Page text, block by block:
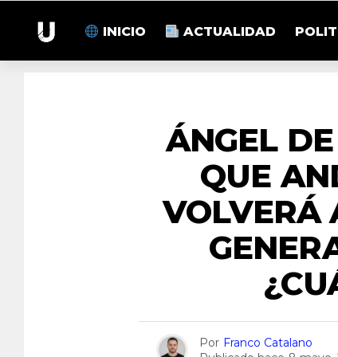
INICIO ACTUALIDAD
ÁNGEL
QUE
VOLVERÁ
Por Franco Catalano